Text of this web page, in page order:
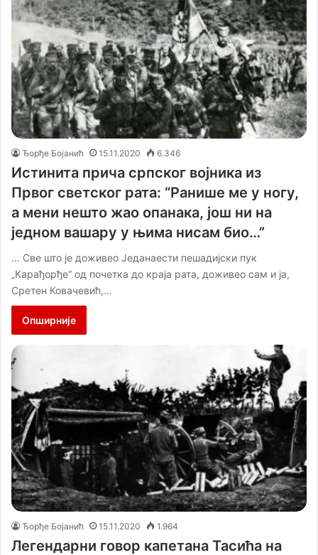
Ђорђе Бојанић 15.11.2020 6.346
Истинита прича српског војника из
Првог светског рата: “Ранише ме у ногу,
а мени нешто жао опанака, још ни на
једном вашару у њима нисам био…”
… Све што је доживео Једанаести пешадијски пук
„Карађорђе“ од почетка до краја рата, доживео сам и ја,
Сретен Ковачевић,…
Опширније
Ђорђе Бојанић 15.11.2020 1.964
Легендарни говор капетана Тасића на